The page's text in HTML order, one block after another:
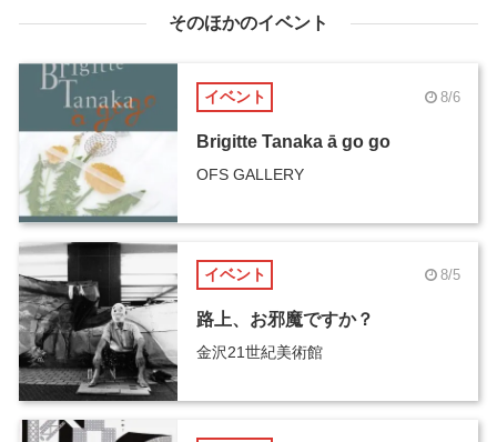
そのほかのイベント
イベント 8/6
Brigitte Tanaka ā go go
OFS GALLERY
イベント 8/5
路上、お邪魔ですか？
金沢21世紀美術館